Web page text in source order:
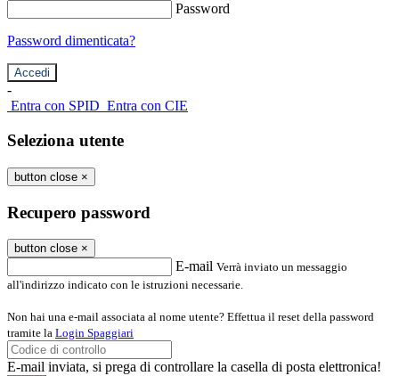
Password
Password dimenticata?
-
Entra con SPID Entra con CIE
Seleziona utente
button close ×
Recupero password
button close ×
E-mail Verrà inviato un messaggio
all'indirizzo indicato con le istruzioni necessarie.
Non hai una e-mail associata al nome utente? Effettua il reset della password
tramite la Login Spaggiari
E-mail inviata, si prega di controllare la casella di posta elettronica!